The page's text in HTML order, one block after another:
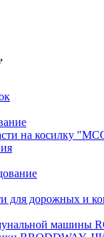
на косилку
для дорожных и
машины